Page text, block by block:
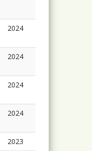
2024
2024
2024
2024
2023